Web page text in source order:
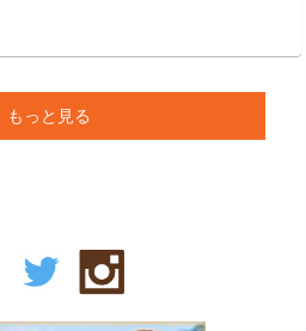
もっと見る